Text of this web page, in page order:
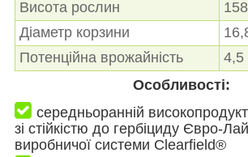
Висота рослин
Діаметр корзини
Потенційна врожайність
4,5
Особливості:
середньоранній
зі стійкістю до гербіциду Євро-
виробничої системи Clearfield®